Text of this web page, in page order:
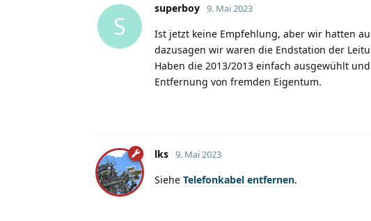
S
superboy 9. Mai 2023
Ist jetzt keine Empfehlung, aber wir hatten
dazusagen wir waren die Endstation der
Haben die 2013/2013 einfach ausgewühlt
Entfernung von fremden Eigentum.
lks 9. Mai 2023
Siehe Telefonkabel entfernen.